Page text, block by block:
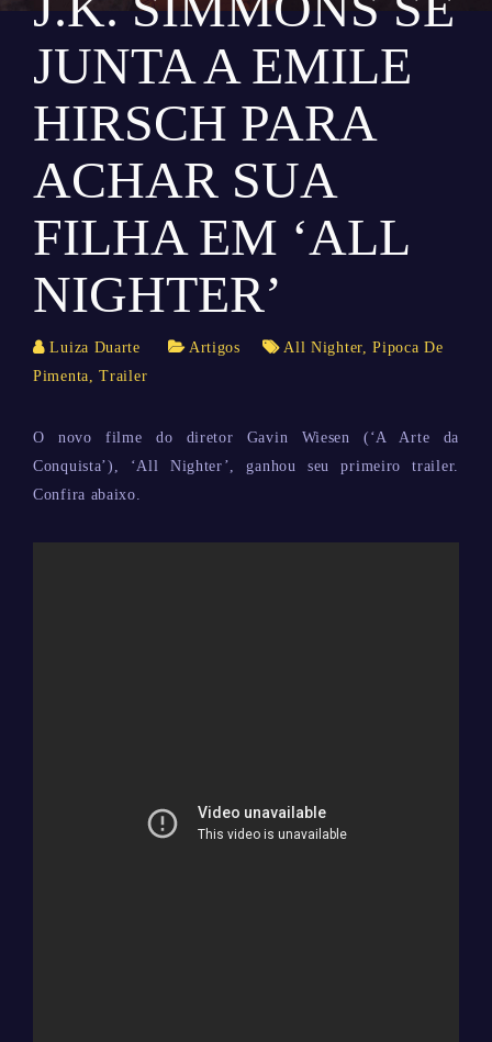
JUNTA A EMILE
HIRSCH PARA
ACHAR SUA
FILHA EM ‘ALL
NIGHTER’
Luiza Duarte Artigos All Nighter,Pipoca De
Pimenta,Trailer
O novo filme do diretor Gavin Wiesen (‘A Arte da
Conquista’), ‘All Nighter’, ganhou seu primeiro trailer.
Confira abaixo.